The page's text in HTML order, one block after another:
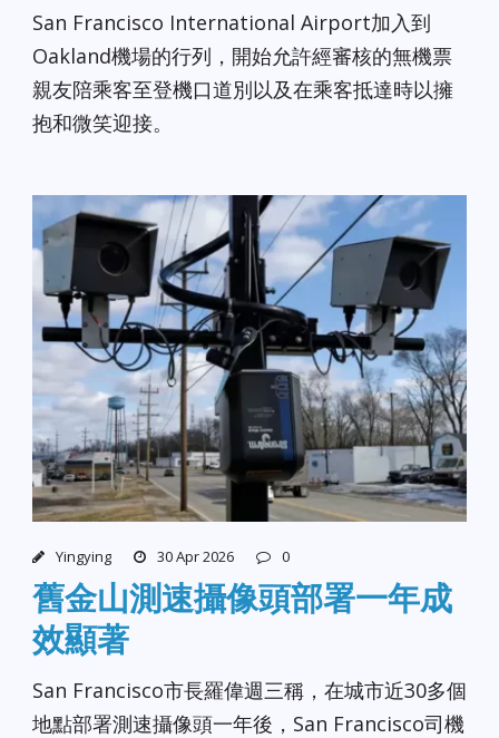
San Francisco International Airport加入到
Oakland機場的行列，開始允許經審核的無機票
親友陪乘客至登機口道別以及在乘客抵達時以擁
抱和微笑迎接。
Yingying 30 Apr 2026 0
舊金山測速攝像頭部署一年成
效顯著
San Francisco市長羅偉週三稱，在城市近30多個
地點部署測速攝像頭一年後，San Francisco司機